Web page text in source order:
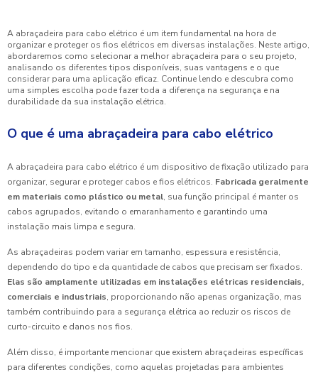
A abraçadeira para cabo elétrico é um item fundamental na hora de
organizar e proteger os fios elétricos em diversas instalações. Neste artigo,
abordaremos como selecionar a melhor abraçadeira para o seu projeto,
analisando os diferentes tipos disponíveis, suas vantagens e o que
considerar para uma aplicação eficaz. Continue lendo e descubra como
uma simples escolha pode fazer toda a diferença na segurança e na
durabilidade da sua instalação elétrica.
O que é uma abraçadeira para cabo elétrico
A abraçadeira para cabo elétrico é um dispositivo de fixação utilizado para
organizar, segurar e proteger cabos e fios elétricos. Fabricada geralmente
em materiais como plástico ou metal, sua função principal é manter os
cabos agrupados, evitando o emaranhamento e garantindo uma
instalação mais limpa e segura.
As abraçadeiras podem variar em tamanho, espessura e resistência,
dependendo do tipo e da quantidade de cabos que precisam ser fixados.
Elas são amplamente utilizadas em instalações elétricas residenciais,
comerciais e industriais, proporcionando não apenas organização, mas
também contribuindo para a segurança elétrica ao reduzir os riscos de
curto-circuito e danos nos fios.
Além disso, é importante mencionar que existem abraçadeiras específicas
para diferentes condições, como aquelas projetadas para ambientes